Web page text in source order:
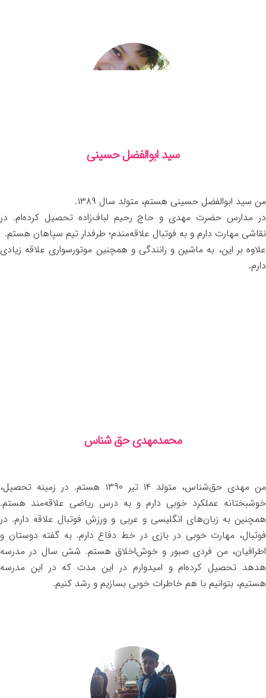
سید ابوالفضل حسینی
من سید ابوالفضل حسینی هستم، متولد سال ۱۳۸۹.
در مدارس حضرت مهدی و حاج رحیم لباف‌زاده تحصیل کرده‌ام. در
نقاشی مهارت دارم و به فوتبال علاقه‌مندم؛ طرفدار تیم سپاهان هستم.
علاوه بر این، به ماشین و رانندگی و همچنین موتورسواری علاقه زیادی
دارم.
محمدمهدی حق شناس
من مهدی حق‌شناس، متولد ۱۴ تیر ۱۳۹۰ هستم. در زمینه تحصیل،
خوشبختانه عملکرد خوبی دارم و به درس ریاضی علاقه‌مند هستم.
همچنین به زبان‌های انگلیسی و عربی و ورزش فوتبال علاقه دارم. در
فوتبال، مهارت خوبی در بازی در خط دفاع دارم. به گفته دوستان و
اطرافیان، من فردی صبور و خوش‌اخلاق هستم. شش سال در مدرسه
هدهد تحصیل کرده‌ام و امیدوارم در این مدت که در این مدرسه
هستیم، بتوانیم با هم خاطرات خوبی بسازیم و رشد کنیم.